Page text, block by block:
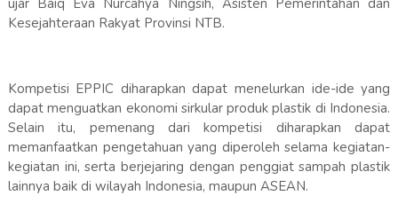
ujar Baiq Eva Nurcahya Ningsih, Asisten Pemerintahan dan
Kesejahteraan Rakyat Provinsi NTB.
Kompetisi EPPIC diharapkan dapat menelurkan ide-ide yang
dapat menguatkan ekonomi sirkular produk plastik di Indonesia.
Selain itu, pemenang dari kompetisi diharapkan dapat
memanfaatkan pengetahuan yang diperoleh selama kegiatan-
kegiatan ini, serta berjejaring dengan penggiat sampah plastik
lainnya baik di wilayah Indonesia, maupun ASEAN.